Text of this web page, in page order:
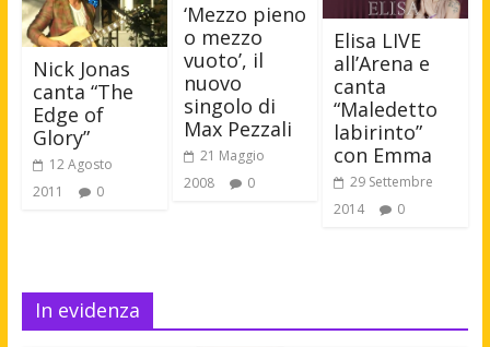
Nick Jonas
canta “The
Edge of
Glory”
12 Agosto
2011
0
‘Mezzo pieno
o mezzo
vuoto’, il
nuovo
singolo di
Max Pezzali
21 Maggio
2008
0
Elisa LIVE
all’Arena e
canta
“Maledetto
labirinto”
con Emma
29 Settembre
2014
0
In evidenza